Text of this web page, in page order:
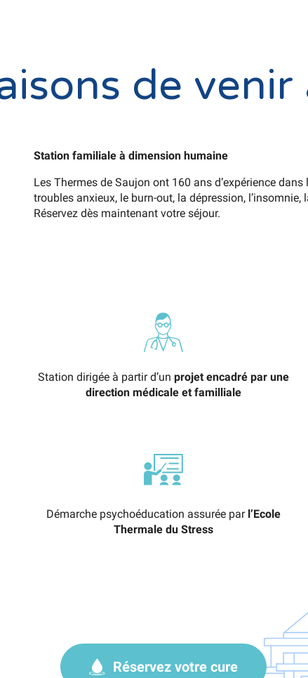
de venir
Station familiale à dimension humaine
Les Thermes de Saujon ont 160 ans d’expérience
troubles anxieux, le burn-out, la dépression, l’insomnie,
Réservez dès maintenant votre séjour.
Station dirigée à partir d’un projet encadré par une
direction médicale et familliale
Démarche psychoéducation assurée par l’Ecole
Thermale du Stress
Réservez votre cure